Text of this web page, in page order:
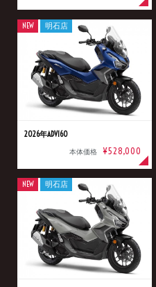
2026年ADV160
本体価格 ¥528,000
NEW 明石店
NEW 明石店